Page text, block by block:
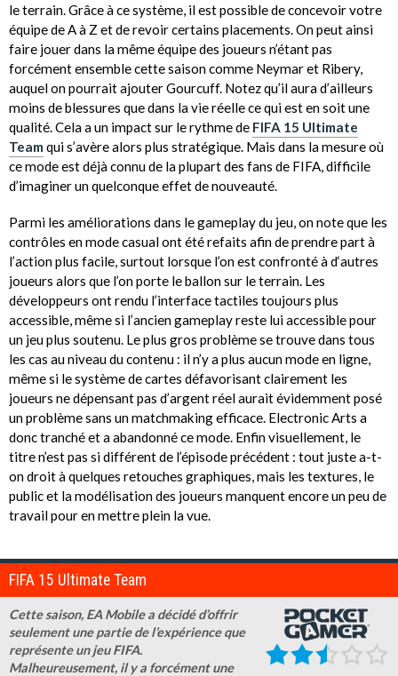
le terrain. Grâce à ce système, il est possible de concevoir votre
équipe de A à Z et de revoir certains placements. On peut ainsi
faire jouer dans la même équipe des joueurs n’étant pas
forcément ensemble cette saison comme Neymar et Ribery,
auquel on pourrait ajouter Gourcuff. Notez qu’il aura d’ailleurs
moins de blessures que dans la vie réelle ce qui est en soit une
qualité. Cela a un impact sur le rythme de FIFA 15 Ultimate
Team qui s’avère alors plus stratégique. Mais dans la mesure où
ce mode est déjà connu de la plupart des fans de FIFA, difficile
d’imaginer un quelconque effet de nouveauté.
Parmi les améliorations dans le gameplay du jeu, on note que les
contrôles en mode casual ont été refaits afin de prendre part à
l’action plus facile, surtout lorsque l’on est confronté à d‘autres
joueurs alors que l’on porte le ballon sur le terrain. Les
développeurs ont rendu l’interface tactiles toujours plus
accessible, même si l’ancien gameplay reste lui accessible pour
un jeu plus soutenu. Le plus gros problème se trouve dans tous
les cas au niveau du contenu : il n’y a plus aucun mode en ligne,
même si le système de cartes défavorisant clairement les
joueurs ne dépensant pas d’argent réel aurait évidemment posé
un problème sans un matchmaking efficace. Electronic Arts a
donc tranché et a abandonné ce mode. Enfin visuellement, le
titre n’est pas si différent de l’épisode précédent : tout juste a-t-
on droit à quelques retouches graphiques, mais les textures, le
public et la modélisation des joueurs manquent encore un peu de
travail pour en mettre plein la vue.
FIFA 15 Ultimate Team
Cette saison, EA Mobile a décidé d’offrir
seulement une partie de l’expérience que
représente un jeu FIFA.
Malheureusement, il y a forcément une